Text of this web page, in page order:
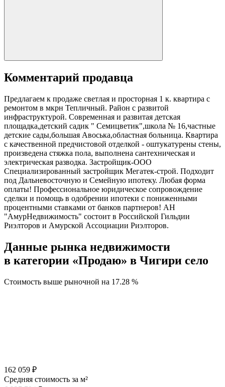
Комментарий продавца
Предлагаем к продаже светлая и просторная 1 к. квартира с
ремонтом в мкрн Тепличный. Район с развитой
инфраструктурой. Современная и развитая детская
площадка,детский садик " Семицветик",школа № 16,частные
детские сады,большая Авоська,областная больница. Квартира
с качественной предчистовой отделкой - оштукатурены стены,
произведена стяжка пола, выполнена сантехническая и
электрическая разводка. Застройщик-ООО
Специализированный застройщик Мегатек-строй. Подходит
под Дальневосточную и Семейную ипотеку. Любая форма
оплаты! Профессиональное юридическое сопровождение
сделки и помощь в одобрении ипотеки с пониженными
процентными ставками от банков партнеров! АН
"АмурНедвижимость" состоит в Российской Гильдии
Риэлторов и Амурской Ассоциации Риэлторов.
Данные рынка недвижимости
в категории «Продаю» в Чигири село
Стоимость выше рыночной на 17.28 %
162 059 ₽
Средняя стоимость за м²